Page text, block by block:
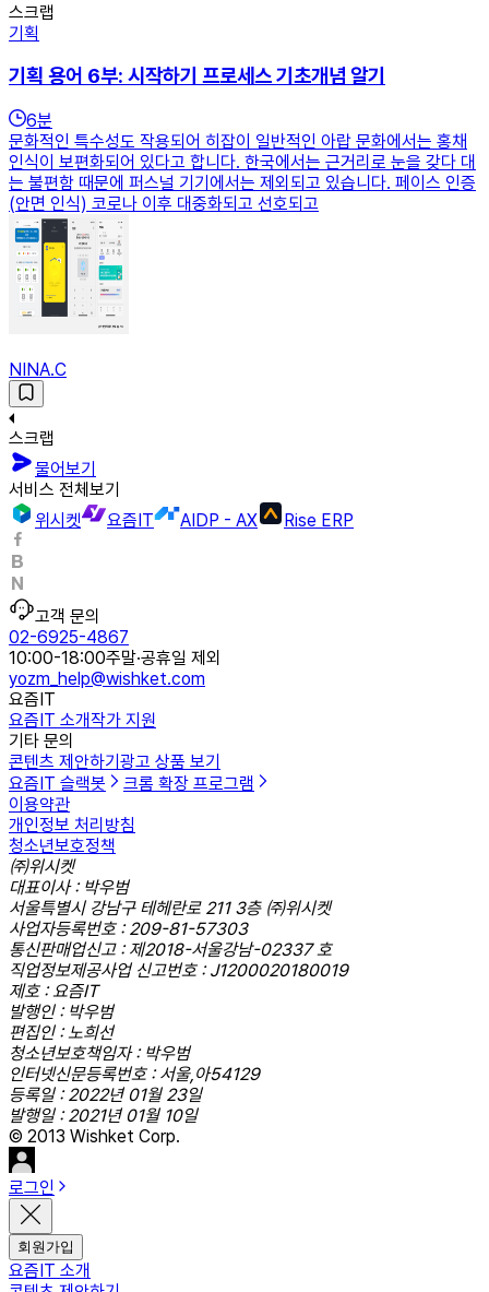
스크랩
기획
기획 용어 6부: 시작하기 프로세스 기초개념 알기
6분
문화적인 특수성도 작용되어 히잡이 일반적인 아랍 문화에서는 홍채
인식이 보편화되어 있다고 합니다. 한국에서는 근거리로 눈을 갖다 대
는 불편함 때문에 퍼스널 기기에서는 제외되고 있습니다. 페이스 인증
(안면 인식) 코로나 이후 대중화되고 선호되고
NINA.C
스크랩
물어보기
서비스 전체보기
위시켓
요즘IT AIDP - AX Rise ERP
고객 문의
02-6925-4867
10:00-18:00주말·공휴일 제외
yozm_help@wishket.com
요즘IT
요즘IT 소개작가 지원
기타 문의
콘텐츠 제안하기 광고 상품 보기
요즘IT 슬랙봇
크롬 확장 프로그램
이용약관
개인정보 처리방침
청소년보호정책
㈜위시켓
대표이사 : 박우범
서울특별시 강남구 테헤란로 211 3층 ㈜위시켓
사업자등록번호 : 209-81-57303
통신판매업신고 : 제2018-서울강남-02337 호
직업정보제공사업 신고번호 : J1200020180019
제호 : 요즘IT
발행인 : 박우범
편집인 : 노희선
청소년보호책임자 : 박우범
인터넷신문등록번호 : 서울,아54129
등록일 : 2022년 01월 23일
발행일 : 2021년 01월 10일
© 2013 Wishket Corp.
로그인
회원가입
요즘IT 소개